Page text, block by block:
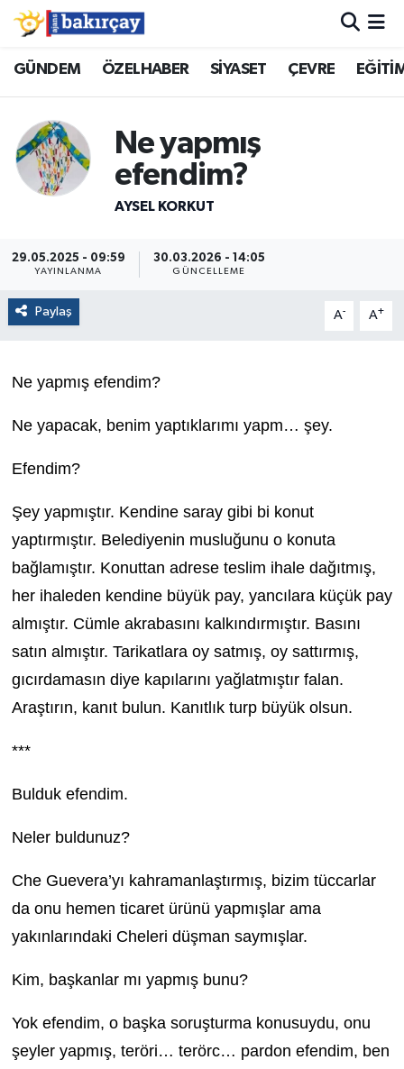
GÜNDEM ÖZELHABER SİYASET ÇEVRE
Ne yapmış
efendim?
AYSEL KORKUT
29.05.2025 - 09:59
YAYINLANMA
30.03.2026 - 14:05
GÜNCELLEME
Paylaş A- A+
Ne yapmış efendim?
Ne yapacak, benim yaptıklarımı yapm… şey.
Efendim?
Şey yapmıştır. Kendine saray gibi bi konut
yaptırmıştır. Belediyenin musluğunu o konuta
bağlamıştır. Konuttan adrese teslim ihale dağıtmış,
her ihaleden kendine büyük pay, yancılara küçük pay
almıştır. Cümle akrabasını kalkındırmıştır. Basını
satın almıştır. Tarikatlara oy satmış, oy sattırmış,
gıcırdamasın diye kapılarını yağlatmıştır falan.
Araştırın, kanıt bulun. Kanıtlık turp büyük olsun.
***
Bulduk efendim.
Neler buldunuz?
Che Guevera’yı kahramanlaştırmış, bizim tüccarlar
da onu hemen ticaret ürünü yapmışlar ama
yakınlarındaki Cheleri düşman saymışlar.
Kim, başkanlar mı yapmış bunu?
Yok efendim, o başka soruşturma konusuydu, onu
şeyler yapmış, teröri… terörc… pardon efendim, ben
İzmir Nöbetçi Eczaneler
İzmir Namaz Vakitleri
İzmir Trafik Yoğunluk Haritası
Süper Lig Puan Durumu ve Fikstür
Tüm Manşetler
Haber Arşivi